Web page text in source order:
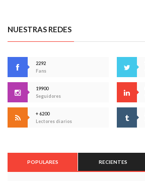
NUESTRAS REDES
2292
Fans
19900
Seguidores
+ 6200
Lectores diarios
POPULARES RECIENTES